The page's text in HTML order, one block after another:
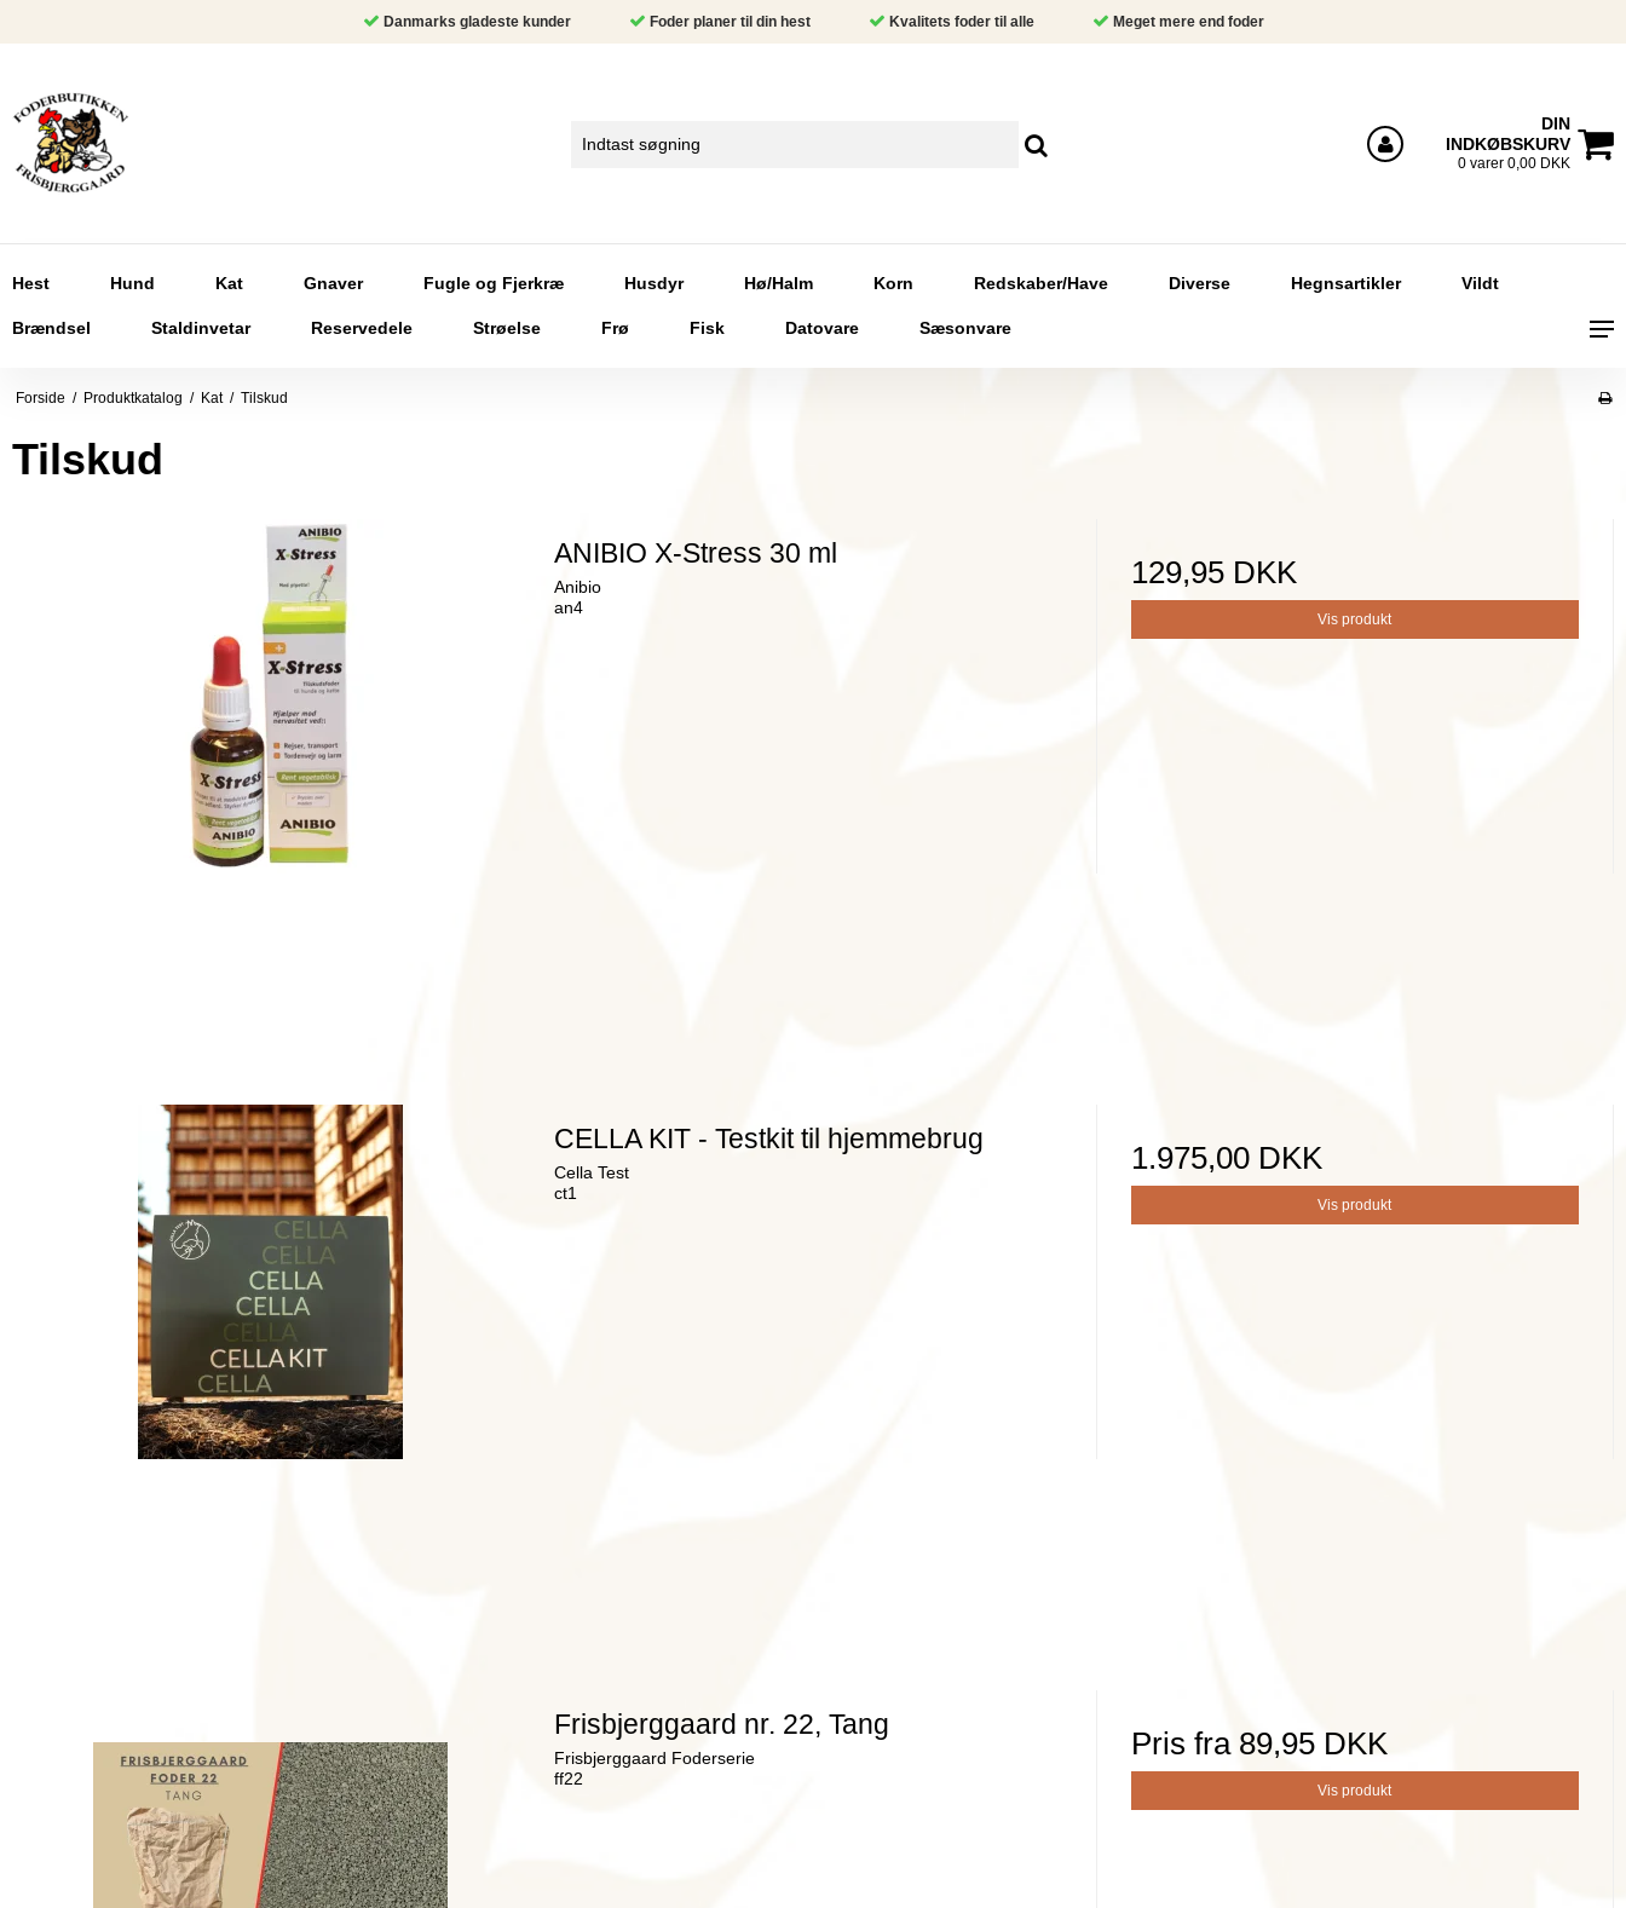
Danmarks gladeste kunder Foder planer til din hest Kvalitets foder til alle Meget mere end foder
Log ind
DIN
INDKØBSKURV
0 varer 0,00 DKK
Hest Hund Kat Gnaver Fugle og Fjerkræ Husdyr Hø/Halm Korn Redskaber/Have Diverse Hegnsartikler Vildt
Brændsel Staldinvetar Reservedele Strøelse Frø Fisk Datovare Sæsonvare
Forside / Produktkatalog / Kat / Tilskud
Tilskud
ANIBIO X-Stress 30 ml
Anibio
an4
129,95 DKK
Vis produkt
CELLA KIT - Testkit til hjemmebrug
Cella Test
ct1
1.975,00 DKK
Vis produkt
Frisbjerggaard nr. 22, Tang
Frisbjerggaard Foderserie
ff22
Pris fra 89,95 DKK
Vis produkt